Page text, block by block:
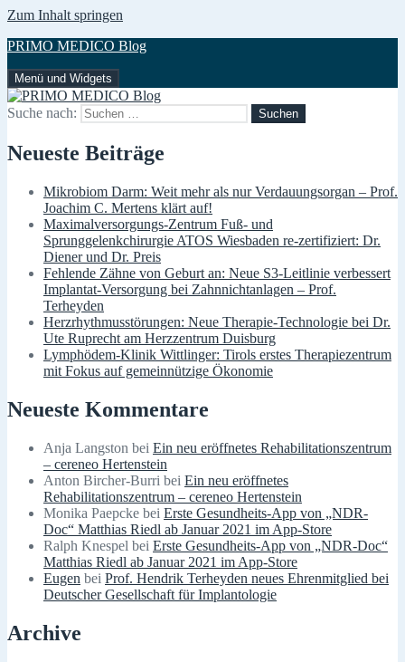
Zum Inhalt springen
PRIMO MEDICO Blog
Menü und Widgets
Suche nach:
Neueste Beiträge
Mikrobiom Darm: Weit mehr als nur Verdauungsorgan – Prof.
Joachim C. Mertens klärt auf!
Maximalversorgungs-Zentrum Fuß- und
Sprunggelenkchirurgie ATOS Wiesbaden re-zertifiziert: Dr.
Diener und Dr. Preis
Fehlende Zähne von Geburt an: Neue S3-Leitlinie verbessert
Implantat-Versorgung bei Zahnnichtanlagen – Prof.
Terheyden
Herzrhythmusstörungen: Neue Therapie-Technologie bei Dr.
Ute Ruprecht am Herzzentrum Duisburg
Lymphödem-Klinik Wittlinger: Tirols erstes Therapiezentrum
mit Fokus auf gemeinnützige Ökonomie
Neueste Kommentare
Anja Langston bei Ein neu eröffnetes Rehabilitationszentrum
– cereneo Hertenstein
Anton Bircher-Burri bei Ein neu eröffnetes
Rehabilitationszentrum – cereneo Hertenstein
Monika Paepcke bei Erste Gesundheits-App von „NDR-
Doc“ Matthias Riedl ab Januar 2021 im App-Store
Ralph Knespel bei Erste Gesundheits-App von „NDR-Doc“
Matthias Riedl ab Januar 2021 im App-Store
Eugen bei Prof. Hendrik Terheyden neues Ehrenmitglied bei
Deutscher Gesellschaft für Implantologie
Archive